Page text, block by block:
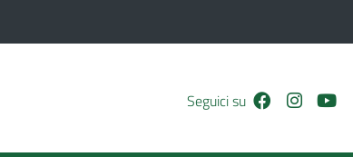
Seguici su Facebook
Instagram